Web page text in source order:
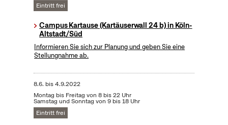
Eintritt frei
Campus Kartause (Kartäuserwall 24 b) in Köln-
Altstadt/Süd
Informieren Sie sich zur Planung und geben Sie eine
Stellungnahme ab.
8.6. bis4.9.2022
Montag bis Freitag von 8 bis 22 Uhr
Samstag und Sonntag von 9 bis 18 Uhr
Eintritt frei